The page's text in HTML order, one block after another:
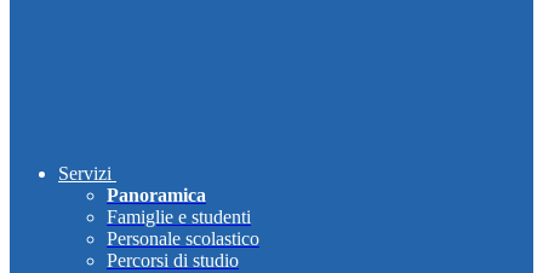
Servizi
Panoramica
Famiglie e studenti
Personale scolastico
Percorsi di studio